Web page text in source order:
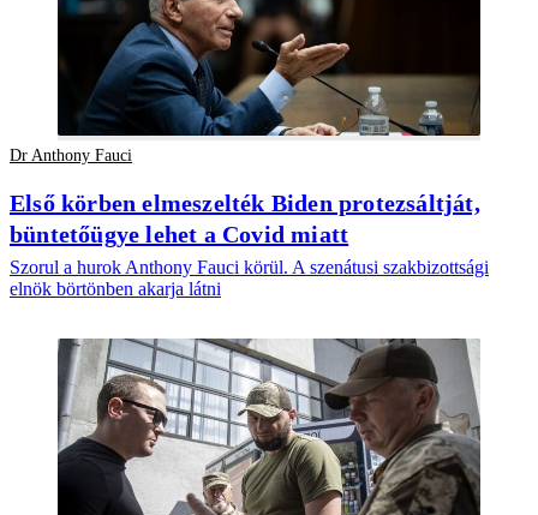
Dr Anthony Fauci
Első körben elmeszelték Biden protezsáltját,
büntetőügye lehet a Covid miatt
Szorul a hurok Anthony Fauci körül. A szenátusi szakbizottsági
elnök börtönben akarja látni